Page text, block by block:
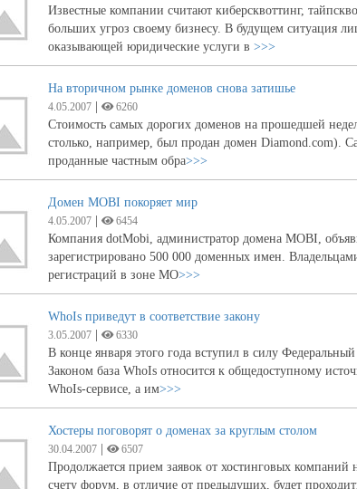
Известные компании считают киберсквоттинг,
больших угроз своему бизнесу. В будущем ситуация
оказывающей юридические услуги в >>>
На вторичном рынке доменов снова затишье
4.05.2007 6260
Стоимость самых дорогих доменов на прошедшей
столько, например, был продан домен Diamond.com).
проданные частным обра>>>
Домен MOBI покоряет мир
4.05.2007 6454
Компания dotMobi, администратор домена MOBI,
зарегистрировано 500 000 доменных имен.
регистраций в зоне MO>>>
WhoIs приведут в соответствие закону
3.05.2007 6330
В конце января этого года вступил в силу
Законом база WhoIs относится к общедоступному
WhoIs-сервисе, а им>>>
Хостеры поговорят о доменах за круглым столом
30.04.2007 6507
Продолжается прием заявок от хостинговых
счету форум, в отличие от предыдущих, будет